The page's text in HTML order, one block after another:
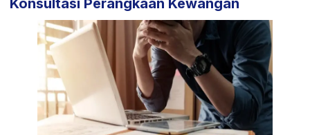
Konsultasi Perangkaan Kewangan